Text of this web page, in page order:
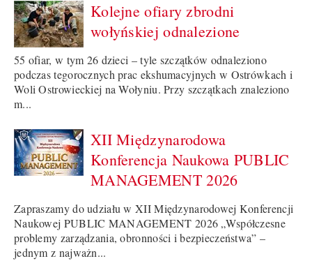
Kolejne ofiary zbrodni
wołyńskiej odnalezione
55 ofiar, w tym 26 dzieci – tyle szczątków odnaleziono
podczas tegorocznych prac ekshumacyjnych w Ostrówkach i
Woli Ostrowieckiej na Wołyniu. Przy szczątkach znaleziono
m...
XII Międzynarodowa
Konferencja Naukowa PUBLIC
MANAGEMENT 2026
Zapraszamy do udziału w XII Międzynarodowej Konferencji
Naukowej PUBLIC MANAGEMENT 2026 „Współczesne
problemy zarządzania, obronności i bezpieczeństwa” –
jednym z najważn...